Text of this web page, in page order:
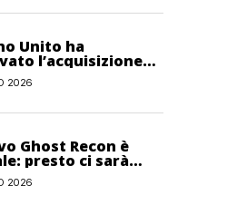
Unito ha
l’acquisizione
Warner Bros
2026
Ghost Recon è
presto ci sarà
fase di test
2026